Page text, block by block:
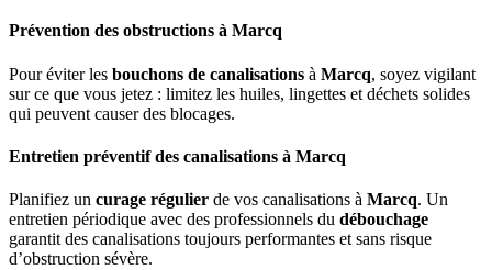
Prévention des obstructions à Marcq
Pour éviter les bouchons de canalisations à Marcq, soyez vigilant
sur ce que vous jetez : limitez les huiles, lingettes et déchets solides
qui peuvent causer des blocages.
Entretien préventif des canalisations à Marcq
Planifiez un curage régulier de vos canalisations à Marcq. Un
entretien périodique avec des professionnels du débouchage
garantit des canalisations toujours performantes et sans risque
d’obstruction sévère.